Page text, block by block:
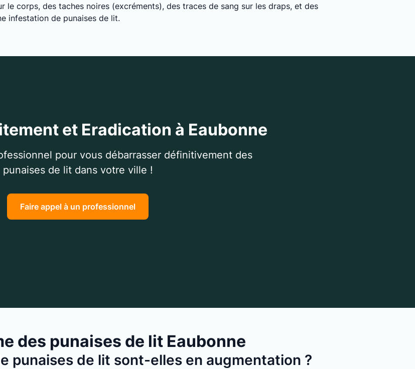
le corps, des taches noires (excréments), des traces de sang sur les draps, et des
infestation de punaises de lit.
et Eradication à Eaubonne
pour vous débarrasser définitivement des
punaises de lit dans votre ville !
Faire appel à un professionnel
des punaises de lit Eaubonne
punaises de lit sont-elles en augmentation ?